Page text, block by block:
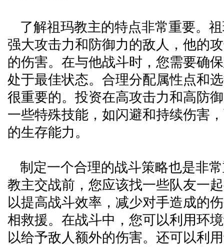
了解祖玛教主的特点非常重要。
强大攻击力和防御力的敌人，他的
的伤害。在与他战斗时，您需要确
处于最佳状态。合理分配属性点和
很重要的。投资在高攻击力和高防
一些特殊技能，如闪避和持续伤害
的生存能力。
制定一个合理的战斗策略也是非
教主交战前，您应该找一些队友一
以提高战斗效率，减少对手造成的
相救援。在战斗中，您可以利用环
以给予敌人额外的伤害。还可以利